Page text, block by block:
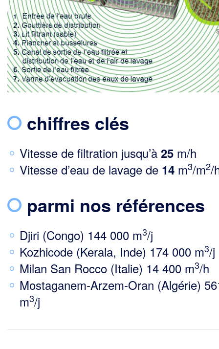
chiffres clés
Vitesse de filtration jusqu’à 25 m/h
Vitesse d’eau de lavage de 14 m3/m2/
parmi nos références
Djiri (Congo) 144 000 m3/j
Kozhicode (Kerala, Inde) 174 000 m3/j
Milan San Rocco (Italie) 14 400 m3/h
Mostaganem-Arzem-Oran (Algérie)
m3/j